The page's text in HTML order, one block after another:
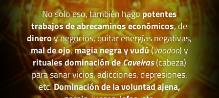
No solo eso, también hagopotentes
trabajos de abrecaminos económicos, de
dineroy negocios, quitar energías negativas,
mal de ojo,magia negra y vudú(voodoo) y
rituales dominación deCaveiras(cabeza)
para sanar vicios, adicciones, depresiones,
etc.Dominación de la voluntad ajena,